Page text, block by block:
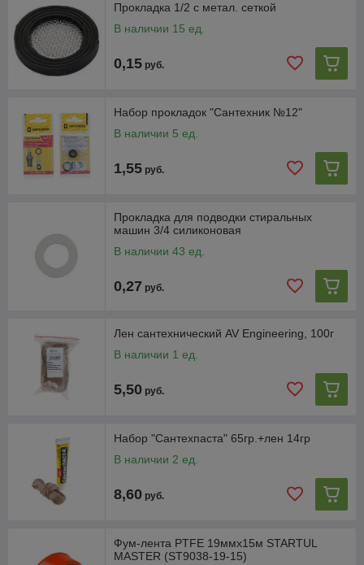
Прокладка 1/2 с метал. сеткой
В наличии 15 ед.
0,15 руб.
Набор прокладок "Сантехник №12"
В наличии 5 ед.
1,55 руб.
Прокладка для подводки стиральных
машин 3/4 силиконовая
В наличии 43 ед.
0,27 руб.
Лен сантехнический AV Engineering, 100г
В наличии 1 ед.
5,50 руб.
Набор "Сантехпаста" 65гр.+лен 14гр
В наличии 2 ед.
8,60 руб.
Фум-лента PTFE 19ммх15м STARTUL
MASTER (ST9038-19-15)